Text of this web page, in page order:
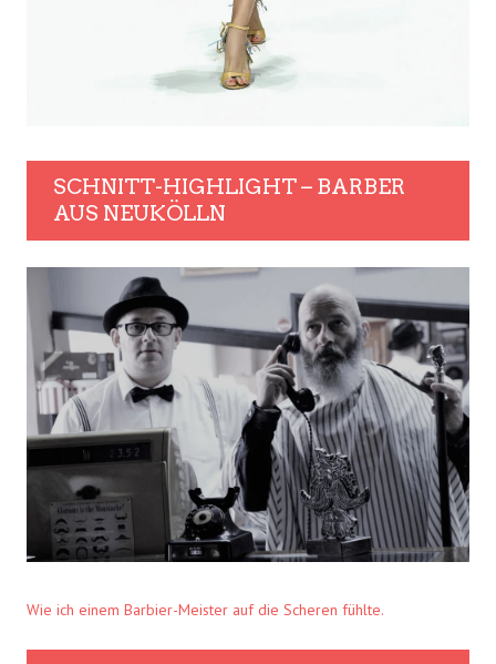
SCHNITT-HIGHLIGHT – BARBER
AUS NEUKÖLLN
Wie ich einem Barbier-Meister auf die Scheren fühlte.